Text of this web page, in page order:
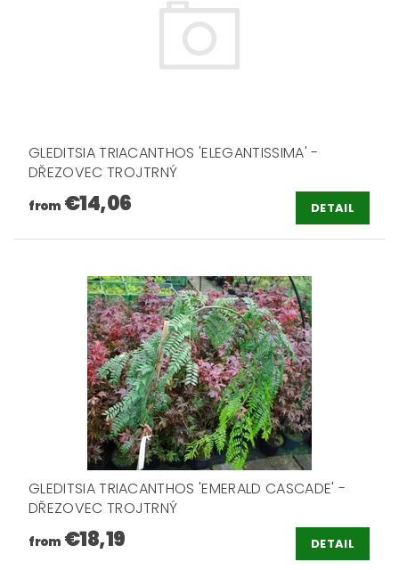
GLEDITSIA TRIACANTHOS 'ELEGANTISSIMA' -
DŘEZOVEC TROJTRNÝ
from €14,06 DETAIL
GLEDITSIA TRIACANTHOS 'EMERALD CASCADE' -
DŘEZOVEC TROJTRNÝ
from €18,19 DETAIL